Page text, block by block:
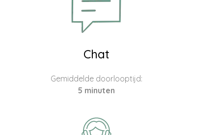
Chat
Gemiddelde doorlooptijd:
5 minuten